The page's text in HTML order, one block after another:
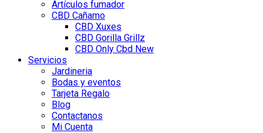
Artículos fumador
CBD Cañamo
CBD Xuxes
CBD Gorilla Grillz
CBD Only Cbd New
Servicios
Jardineria
Bodas y eventos
Tarjeta Regalo
Blog
Contactanos
Mi Cuenta